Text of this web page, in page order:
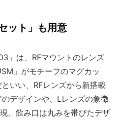
ット」も用意
」は、RFマウントのレンズ
」がモチーフのマグカッ
いい、RFレンズから新搭載
デザインや、Lレンズの象徴
。飲み口は丸みを帯びたデザ